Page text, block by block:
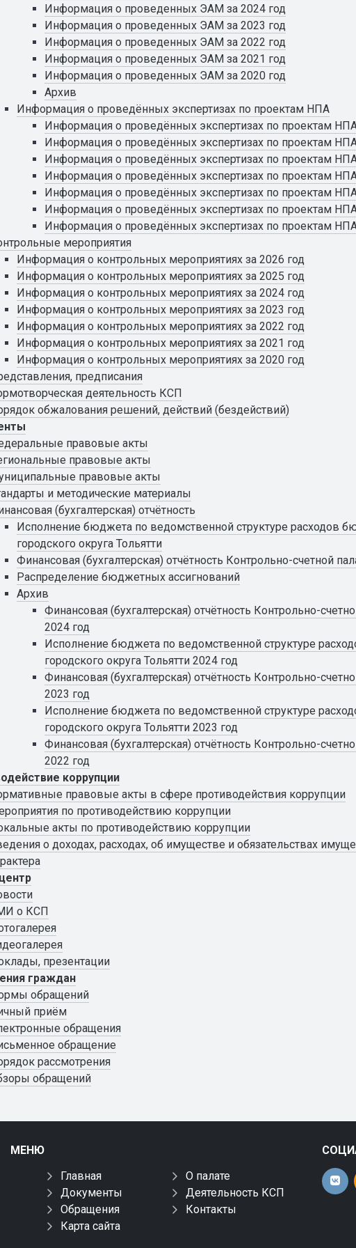
Информация о проведенных ЭАМ за 2024 год
Информация о проведенных ЭАМ за 2023 год
Информация о проведенных ЭАМ за 2022 год
Информация о проведенных ЭАМ за 2021 год
Информация о проведенных ЭАМ за 2020 год
Архив
Информация о проведённых экспертизах по проектам НПА
Информация о проведённых экспертизах по проектам
Информация о проведённых экспертизах по проектам
Информация о проведённых экспертизах по проектам
Информация о проведённых экспертизах по проектам
Информация о проведённых экспертизах по проектам
Информация о проведённых экспертизах по проектам
Информация о проведённых экспертизах по проектам
мероприятия
Информация о контрольных мероприятиях за 2026 год
Информация о контрольных мероприятиях за 2025 год
Информация о контрольных мероприятиях за 2024 год
Информация о контрольных мероприятиях за 2023 год
Информация о контрольных мероприятиях за 2022 год
Информация о контрольных мероприятиях за 2021 год
Информация о контрольных мероприятиях за 2020 год
предписания
деятельность КСП
обжалования решений, действий (бездействий)
правовые акты
правовые акты
правовые акты
и методические материалы
(бухгалтерская) отчётность
Исполнение бюджета по ведомственной структуре расходов
городского округа Тольятти
Финансовая (бухгалтерская) отчётность Контрольно-счетной
Распределение бюджетных ассигнований
Архив
Финансовая (бухгалтерская) отчётность Контрольно-
2024 год
Исполнение бюджета по ведомственной структуре
городского округа Тольятти 2024 год
Финансовая (бухгалтерская) отчётность Контрольно-
2023 год
Исполнение бюджета по ведомственной структуре
городского округа Тольятти 2023 год
Финансовая (бухгалтерская) отчётность Контрольно-
2022 год
коррупции
правовые акты в сфере противодействия коррупции
по противодействию коррупции
акты по противодействию коррупции
о доходах, расходах, об имуществе и обязательствах
о КСП
презентации
граждан
обращений
приём
обращения
обращение
рассмотрения
обращений
МЕНЮ
Главная
О палате
Документы
Деятельность КСП
Обращения
Контакты
Карта сайта